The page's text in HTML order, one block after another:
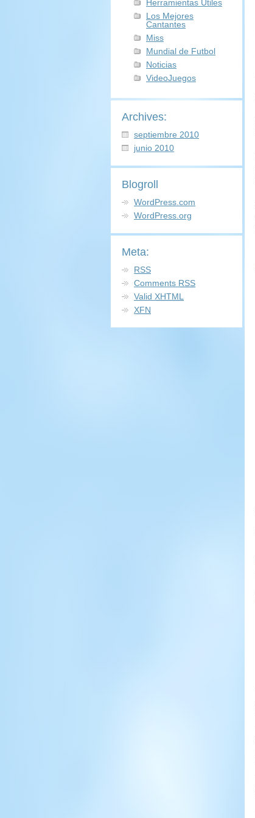
Herramientas Utiles
Los Mejores
Cantantes
Miss
Mundial de Futbol
Noticias
VideoJuegos
Archives:
septiembre 2010
junio 2010
Blogroll
WordPress.com
WordPress.org
Meta:
RSS
Comments RSS
Valid XHTML
XFN